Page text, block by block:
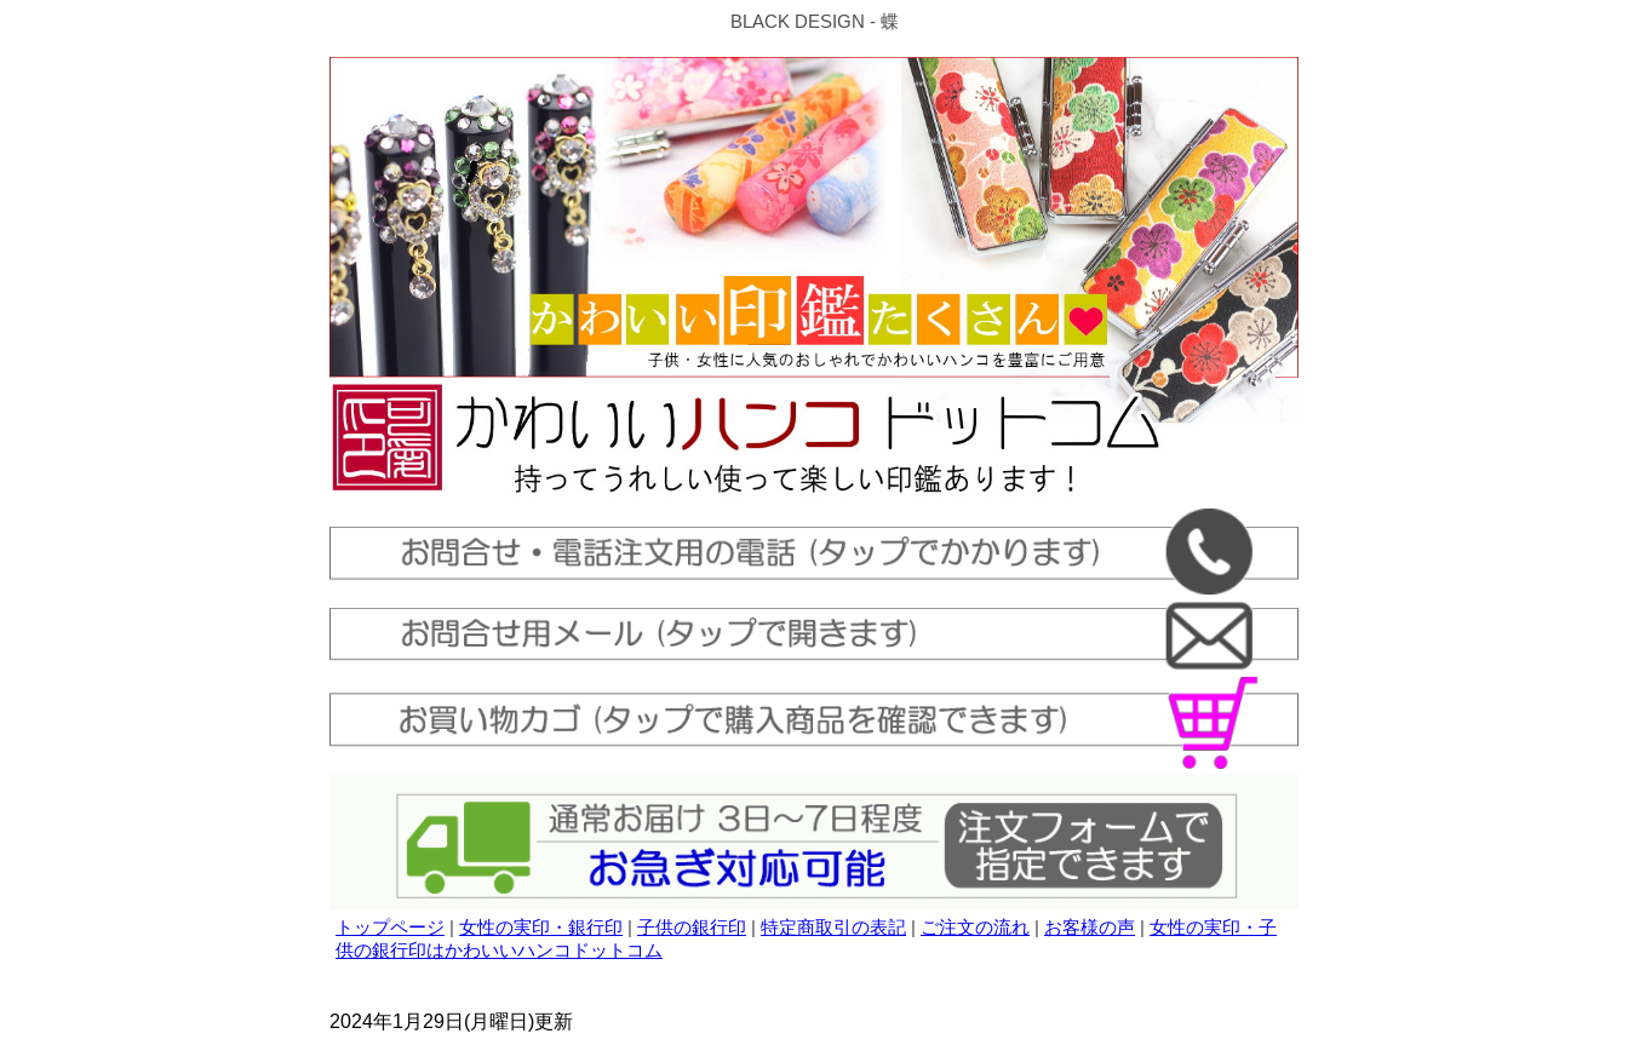
BLACK DESIGN - 蝶
トップページ | 女性の実印・銀行印 | 子供の銀行印 | 特定商取引の表記 | ご注文の流れ | お客様の声 | 女性の実印・子
供の銀行印はかわいいハンコドットコム
2024年1月29日(月曜日)更新